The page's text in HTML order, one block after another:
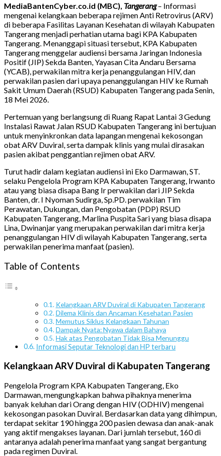
MediaBantenCyber.co.id (MBC), Tangerang– Informasi
mengenai kelangkaan beberapa rejimen Anti Retrovirus (ARV)
di beberapa Fasilitas Layanan Kesehatan di wilayah Kabupaten
Tangerang menjadi perhatian utama bagi KPA Kabupaten
Tangerang. Menanggapi situasi tersebut, KPA Kabupaten
Tangerang menggelar audiensi bersama Jaringan Indonesia
Positif (JIP) Sekda Banten, Yayasan Cita Andaru Bersama
(YCAB), perwakilan mitra kerja penanggulangan HIV, dan
perwakilan pasien dari upaya penanggulangan HIV ke Rumah
Sakit Umum Daerah (RSUD) Kabupaten Tangerang pada Senin,
18 Mei 2026.
Pertemuan yang berlangsung di Ruang Rapat Lantai 3 Gedung
Instalasi Rawat Jalan RSUD Kabupaten Tangerang ini bertujuan
untuk menyinkronkan data lapangan mengenai kekosongan
obat ARV Duviral, serta dampak klinis yang mulai dirasakan
pasien akibat penggantian rejimen obat ARV.
Turut hadir dalam kegiatan audiensi ini Eko Darmawan, ST.
selaku Pengelola Program KPA Kabupaten Tangerang, Irwanto
atau yang biasa disapa Bang Ir perwakilan dari JIP Sekda
Banten, dr. I Nyoman Sudirga, Sp.PD. perwakilan Tim
Perawatan, Dukungan, dan Pengobatan (PDP) RSUD
Kabupaten Tangerang, Marlina Puspita Sari yang biasa disapa
Lina, Dwinanjar yang merupakan perwakilan dari mitra kerja
penanggulangan HIV di wilayah Kabupaten Tangerang, serta
perwakilan penerima manfaat (pasien).
Table of Contents
Kelangkaan ARV Duviral di Kabupaten Tangerang
Dilema Klinis dan Ancaman Kesehatan Pasien
Memutus Siklus Kelangkaan Tahunan
Dampak Nyata: Nyawa dalam Bahaya
Hak atas Pengobatan Tidak Bisa Menunggu
Informasi Seputar Teknologi dan HP terbaru
Kelangkaan ARV Duviral di Kabupaten Tangerang
Pengelola Program KPA Kabupaten Tangerang, Eko
Darmawan, mengungkapkan bahwa pihaknya menerima
banyak keluhan dari Orang dengan HIV (ODHIV) mengenai
kekosongan pasokan Duviral. Berdasarkan data yang dihimpun,
terdapat sekitar 190 hingga 200 pasien dewasa dan anak-anak
yang aktif mengakses layanan. Dari jumlah tersebut, 160 di
antaranya adalah penerima manfaat yang sangat bergantung
pada regimen Duviral.